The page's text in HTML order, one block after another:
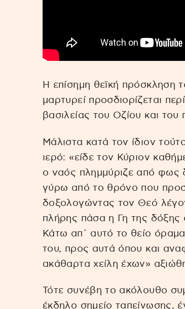
Η επίσημη θεϊκή πρόσκληση
μαρτυρεί προσδιορίζεται
βασιλείας του Οζίου και
Μάλιστα κατά τον ίδιον
ιερό: «είδε τον Κύριον
ο ναός πλημμύριζε από φως
γύρω από το θρόνο που
δοξολογώντας τον Θεό
πλήρης πάσα η Γη της δόξης
Κάτω απ΄ αυτό το θείο
του, προς αυτά όπου και
ακάθαρτα χείλη έχων»
Τότε συνέβη το ακόλουθο
έκδηλο σημείο ταπείνωσης,